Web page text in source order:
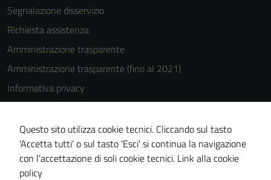
Segnalazione disservizio
Richiesta assistenza
Amministrazione trasparente
Amministrazione trasparente (fino al 2021)
Informativa privacy
Cookie Policy
Note legali
Dichiarazione di accessibilità
Piano di miglioramento del sito
Questo sito utilizza cookie tecnici. Cliccando sul tasto
'Accetta tutti' o sul tasto 'Esci' si continua la navigazione
con l'accettazione di soli cookie tecnici. Link alla cookie
policy